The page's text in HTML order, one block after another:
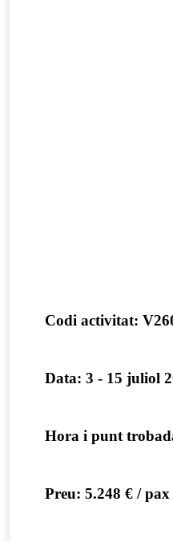
Codi activitat:
Data: 3 - 15 juliol
Hora i punt
Preu: 5.248 € / pax